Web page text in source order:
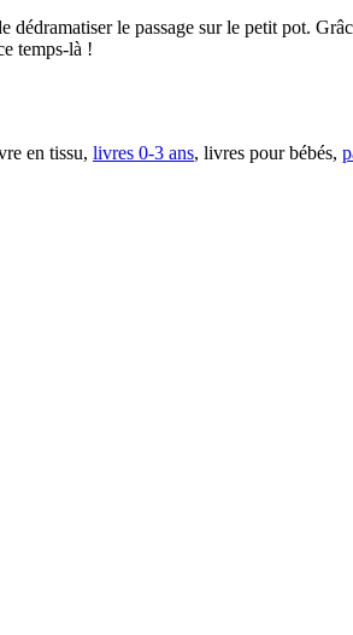
le passage sur le petit pot.
temps-là !
en tissu, livres 0-3 ans, livres pour bébés,